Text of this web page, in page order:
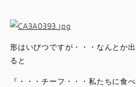
形はいびつですが・・・なんとか
ると
『・・・チーフ・・・私たちに食